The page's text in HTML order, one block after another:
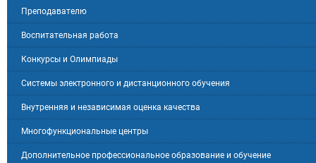
Преподавателю
Воспитательная работа
Конкурсы и Олимпиады
Системы электронного и дистанционного обучения
Внутренняя и независимая оценка качества
Многофункциональные центры
Дополнительное профессиональное образование и обучение